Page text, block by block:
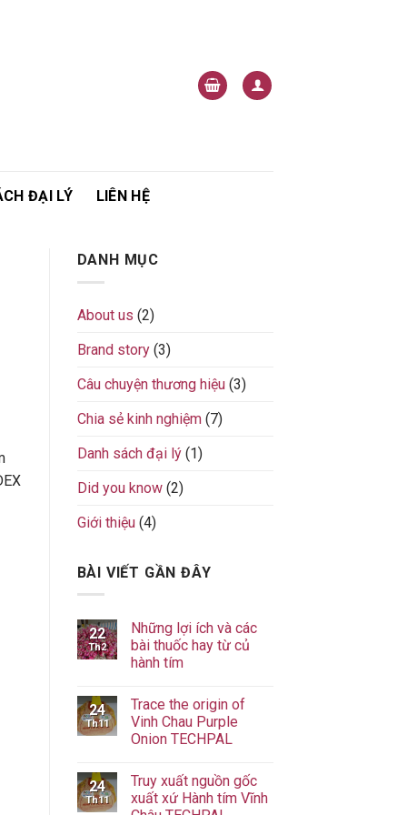
ĐẠI LÝ LIÊN HỆ
DANH MỤC
About us (2)
Brand story(3)
Câu chuyện thương hiệu(3)
Chia sẻ kinh nghiệm(7)
Danh sách đại lý(1)
Did you know(2)
Giới thiệu(4)
BÀI VIẾT GẦN ĐÂY
22
Th2
Những lợi ích và các
bài thuốc hay từ củ
hành tím
bình
luận
ở
Những
và
các
bài
thuốc
24
Th11
Trace the origin of
Vinh Chau Purple
Onion TECHPAL
bình
luận
ở
24
Th11
Truy xuất nguồn gốc
xuất xứ Hành tím Vĩnh